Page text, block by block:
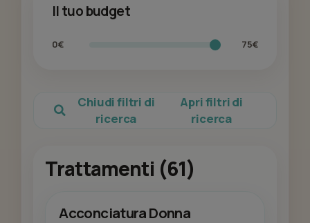
Il tuo budget
0€ 75€
Chiudi filtri di
ricerca
Apri filtri di
ricerca
Trattamenti (61)
Acconciatura Donna